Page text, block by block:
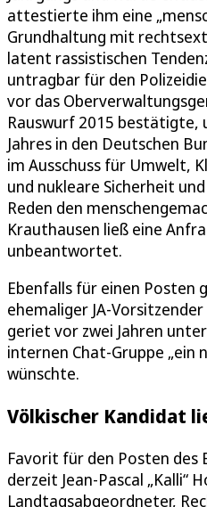
attestierte ihm eine
Grundhaltung mit
latent rassistischen
untragbar für den
vor das
Rauswurf 2015 bestätigte,
Jahres in den Deutschen
im Ausschuss für Umwelt,
und nukleare Sicherheit
Reden den
Krauthausen ließ eine
unbeantwortet.
Ebenfalls für einen Posten
ehemaliger JA-
geriet vor zwei Jahren
internen Chat-Gruppe „ein
wünschte.
Völkischer Kandidat
Favorit für den Posten des
derzeit Jean-Pascal „Kalli“
Landtagsabgeordneter,